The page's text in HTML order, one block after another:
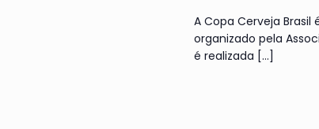
A Copa Cerveja
organizado pela
é realizada […]